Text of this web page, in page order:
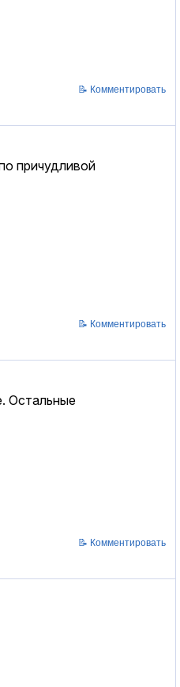
📝 Комментировать
причудливой
📝 Комментировать
Остальные
📝 Комментировать